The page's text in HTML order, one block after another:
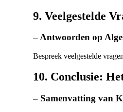
9. Veelgestelde
– Antwoorden op
Bespreek veelgestelde
10. Conclusie:
– Samenvatting van